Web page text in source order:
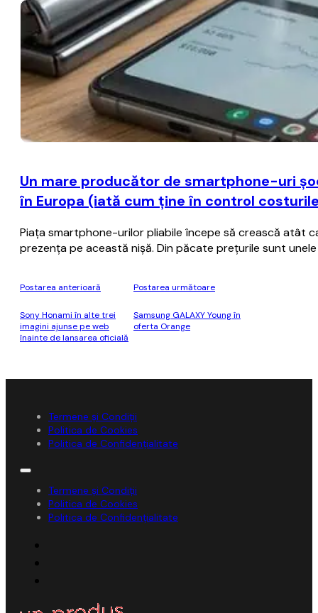
Un mare producător de smartphone-uri
în Europa (iată cum ţine în control
Piaţa smartphone-urilor pliabile începe să crească atât
prezenţa pe această nişă. Din păcate preţurile sunt
Postarea anterioară
Sony Honami în alte trei
imagini ajunse pe web
înainte de lansarea oficială
Postarea următoare
Samsung GALAXY Young în
oferta Orange
Termene și Condiții
Politica de Cookies
Politica de Confidențialitate
Termene și Condiții
Politica de Cookies
Politica de Confidențialitate